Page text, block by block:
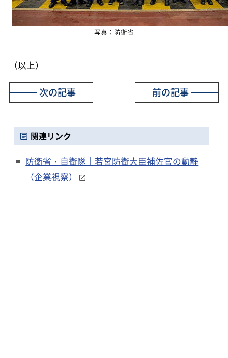
写真：防衛省
（以上）
前の記事
次の記事
関連リンク
防衛省・自衛隊｜若宮防衛大臣補佐官の動静
（企業視察）